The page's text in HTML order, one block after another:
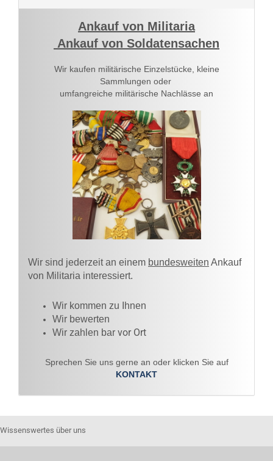
Ankauf von Militaria
Ankauf von Soldatensachen
Wir kaufen militärische Einzelstücke, kleine
Sammlungen oder
umfangreiche militärische Nachlässe an
Wir sind jederzeit an einem bundesweiten Ankauf
von Militaria interessiert.
Wir kommen zu Ihnen​
Wir bewerten
Wir zahlen bar vor Ort
Sprechen Sie uns gerne an oder klicken Sie auf
KONTAKT
Wissenswertes über uns